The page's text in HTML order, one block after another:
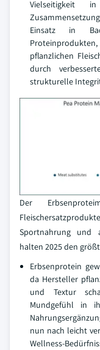
Vielseitigkeit
Einsatz in
pflanzlichen
durch
strukturelle
Der
Sportnahrung und
halten 2025 den
Erbsenprotein
da Hersteller
und Textur
Mundgefühl in
nun nach leicht
Wellness-